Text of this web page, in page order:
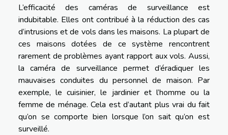
L’efficacité des caméras de surveillance est
indubitable. Elles ont contribué à la réduction des cas
d’intrusions et de vols dans les maisons. La plupart de
ces maisons dotées de ce système rencontrent
rarement de problèmes ayant rapport aux vols. Aussi,
la caméra de surveillance permet d’éradiquer les
mauvaises conduites du personnel de maison. Par
exemple, le cuisinier, le jardinier et l’homme ou la
femme de ménage. Cela est d’autant plus vrai du fait
qu’on se comporte bien lorsque l’on sait qu’on est
surveillé.